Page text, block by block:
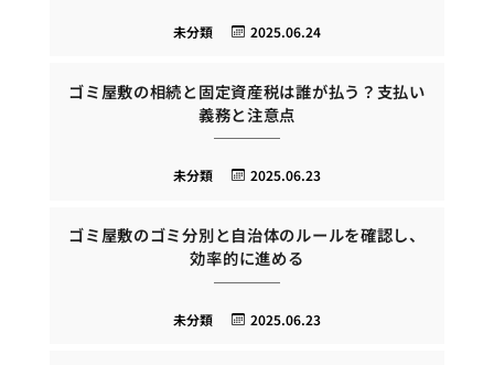
2025.06.24
未分類
ゴミ屋敷の相続と固定資産税は誰が払う？支払い
義務と注意点
2025.06.23
未分類
ゴミ屋敷のゴミ分別と自治体のルールを確認し、
効率的に進める
2025.06.23
未分類